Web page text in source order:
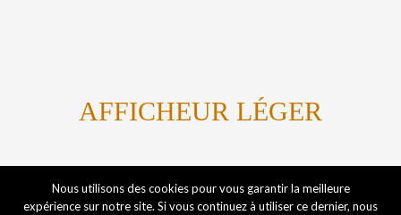
AFFICHEUR LÉGER
Nous utilisons des cookies pour vous garantir la meilleure
expérience sur notre site. Si vous continuez à utiliser ce dernier, nous